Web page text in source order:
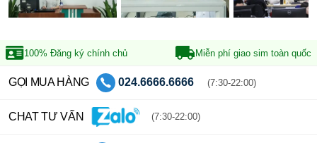
100% Đăng ký chính chủ Miễn phí giao sim toàn quốc
GỌI MUA HÀNG 024.6666.6666 (7:30-22:00)
CHAT TƯ VẤN (7:30-22:00)